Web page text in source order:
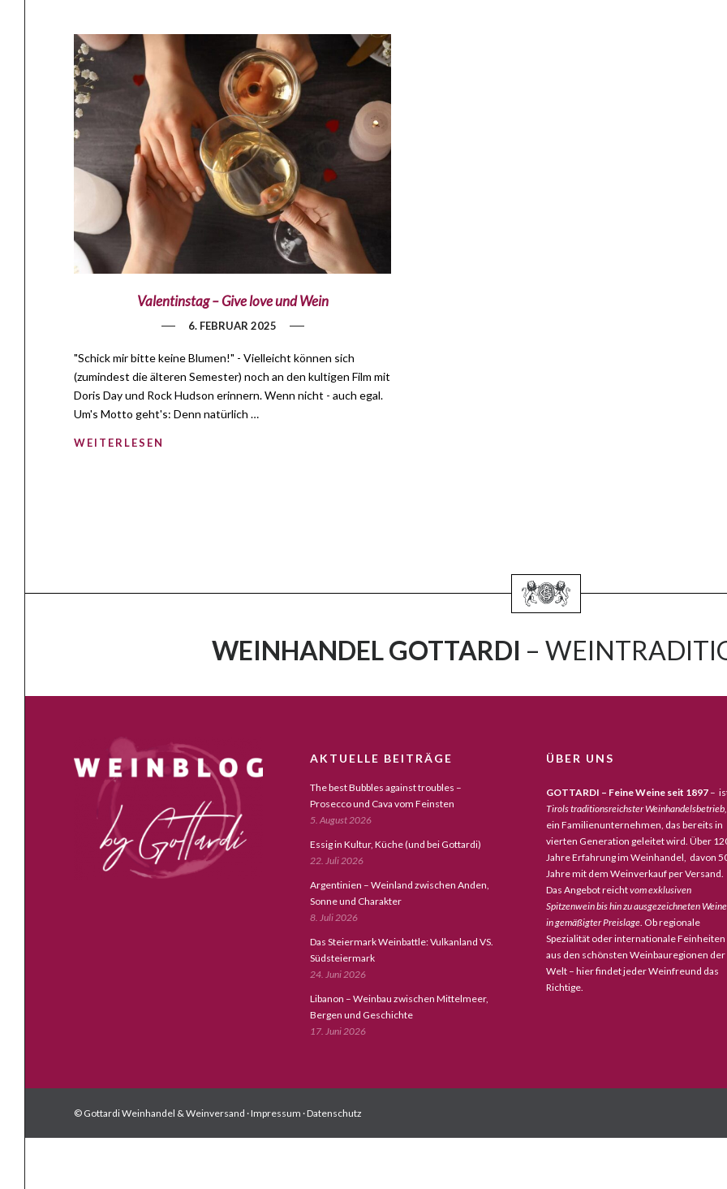
Valentinstag – Give love und Wein
6. FEBRUAR 2025
"Schick mir bitte keine Blumen!" - Vielleicht können sich
(zumindest die älteren Semester) noch an den kultigen Film mit
Doris Day und Rock Hudson erinnern. Wenn nicht - auch egal.
Um's Motto geht's: Denn natürlich …
WEITERLESEN
WEINHANDEL GOTTARDI –
AKTUELLE BEITRÄGE
The best Bubbles against troubles –
Prosecco und Cava vom Feinsten
5. August 2026
Essig in Kultur, Küche (und bei Gottardi)
22. Juli 2026
Argentinien – Weinland zwischen Anden,
Sonne und Charakter
8. Juli 2026
Das Steiermark Weinbattle: Vulkanland VS.
Südsteiermark
24. Juni 2026
Libanon – Weinbau zwischen Mittelmeer,
Bergen und Geschichte
17. Juni 2026
ÜBER UNS
GOTTARDI – Feine Weine seit 1897–
Tirols traditionsreichster Weinhandelsbetrieb,
ein Familienunternehmen, das bereits in
vierten Generation geleitet wird. Über
Jahre Erfahrung im Weinhandel, davon
Jahre mit dem Weinverkauf per Versand.
Das Angebot reichtvom exklusiven
Spitzenwein bis hin zu ausgezeichneten
in gemäßigter Preislage. Ob regionale
Spezialität oder internationale Feinheiten
aus den schönsten Weinbauregionen der
Welt – hier findet jeder Weinfreund das
Richtige.
© Gottardi Weinhandel & Weinversand ·Impressum ·Datenschutz